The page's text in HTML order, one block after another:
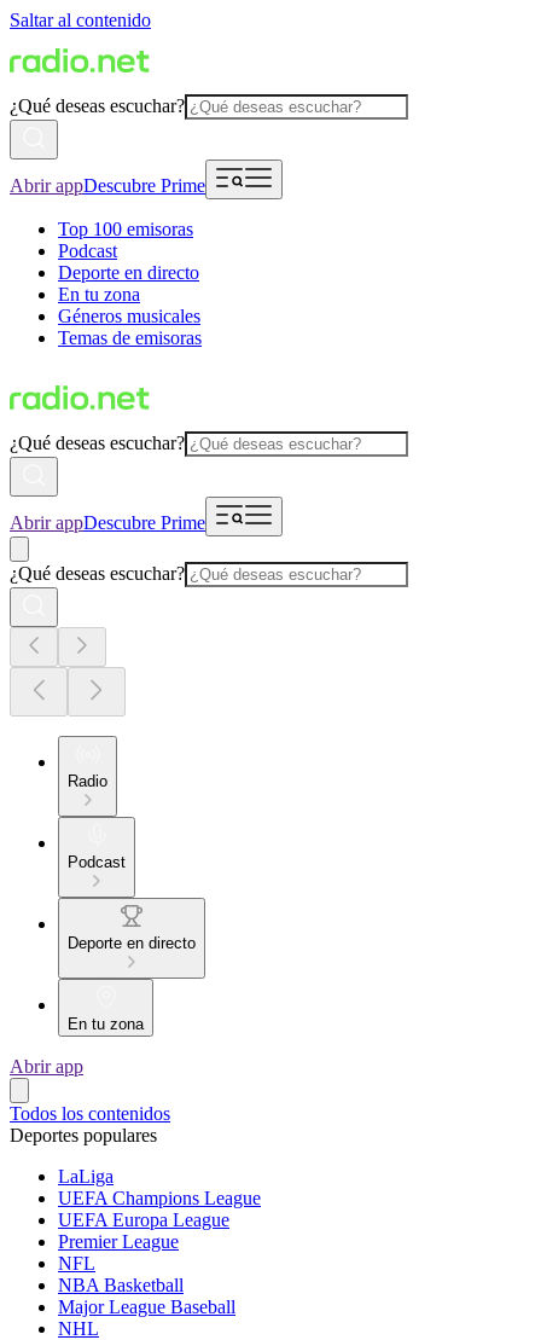
Saltar al contenido
¿Qué deseas escuchar?
Abrir appDescubre Prime
Top 100 emisoras
Podcast
Deporte en directo
En tu zona
Géneros musicales
Temas de emisoras
¿Qué deseas escuchar?
Abrir appDescubre Prime
¿Qué deseas escuchar?
Radio
Podcast
Deporte en directo
En tu zona
Abrir app
Todos los contenidos
Deportes populares
LaLiga
UEFA Champions League
UEFA Europa League
Premier League
NFL
NBA Basketball
Major League Baseball
NHL